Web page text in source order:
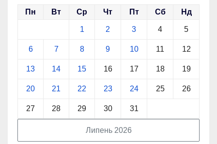
Липень 2026
Пн Вт Ср Чт Пт Сб Нд
1 2 3 4 5
6 7 8 9 10 11 12
13 14 15 16 17 18 19
20 21 22 23 24 25 26
27 28 29 30 31